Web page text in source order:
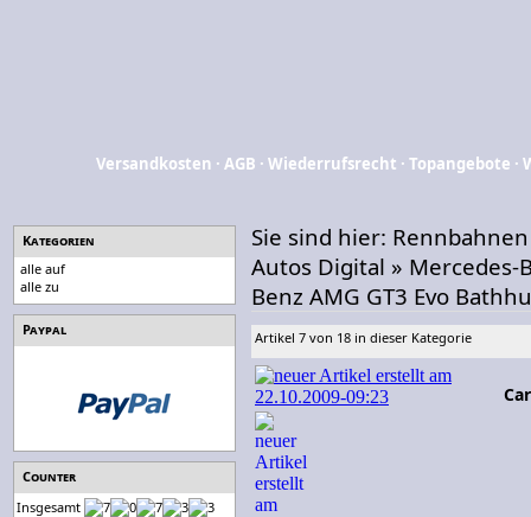
Versandkosten ·AGB ·Wiederrufsrecht ·Topangebote ·
Kategorien
alle auf
alle zu
Paypal
Counter
Insgesamt
Sie sind hier: Rennbahnen
Autos Digital » Mercedes-
Benz AMG GT3 Evo
Artikel 7 von 18 in dieser Kategorie